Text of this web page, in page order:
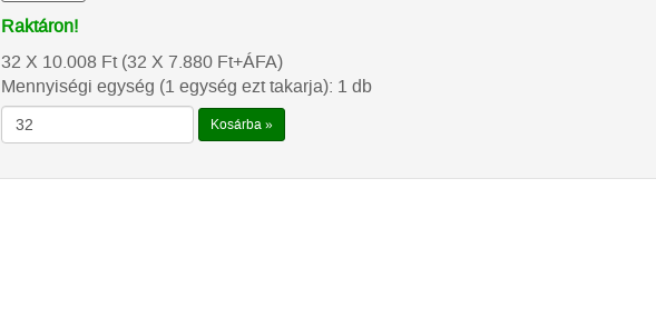
Raktáron!
32 X 10.008 Ft(32 X 7.880 Ft+ÁFA)
Mennyiségi egység (1 egység ezt takarja): 1 db
Kosárba »